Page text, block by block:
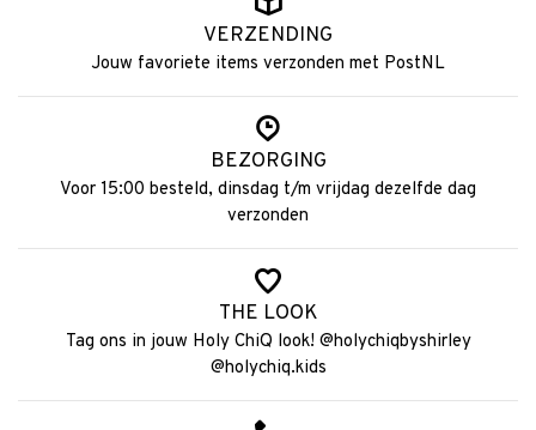
VERZENDING
Jouw favoriete items verzonden met PostNL
BEZORGING
Voor 15:00 besteld, dinsdag t/m vrijdag dezelfde dag
verzonden
THE LOOK
Tag ons in jouw Holy ChiQ look! @holychiqbyshirley
@holychiq.kids